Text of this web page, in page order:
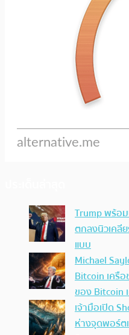
Trump พร้อ
ตกลงนิวเคลี
แบบ
Michael
Bitcoin เครื
ของ Bitcoin
เจ้ามือเปิด
ห่างจุดพอร์ต